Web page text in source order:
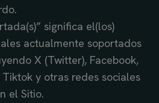
significa el(los)
actualmente soportados
X (Twitter), Facebook,
y otras redes sociales
el Sitio.